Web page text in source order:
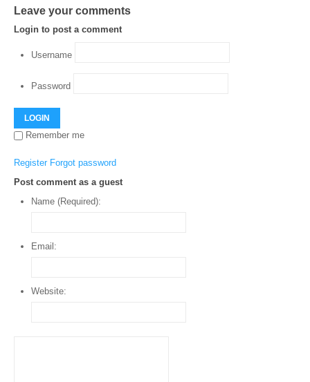
Leave your comments
Login to post a comment
Username
Password
LOGIN
Remember me
Register Forgot password
Post comment as a guest
Name (Required):
Email:
Website: